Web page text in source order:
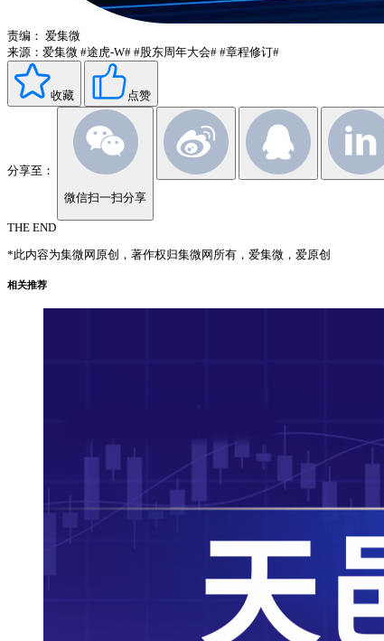
责编： 爱集微
来源：爱集微 #途虎-W# #股东周年大会# #章程修订#
收藏 点赞
分享至：
微信扫一扫分享
THE END
*此内容为集微网原创，著作权归集微网所有，爱集微，爱原创
相关推荐